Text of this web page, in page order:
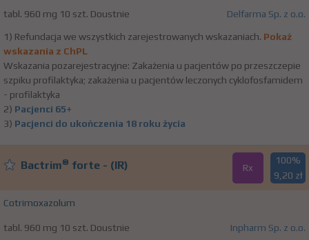
tabl. 960 mg 10 szt. Doustnie Delfarma Sp. z o.o.
1) Refundacja we wszystkich zarejestrowanych wskazaniach. Pokaż
wskazania z ChPL
Wskazania pozarejestracyjne: Zakażenia u pacjentów po przeszczepie
szpiku profilaktyka; zakażenia u pacjentów leczonych cyklofosfamidem
- profilaktyka
2) Pacjenci 65+
3) Pacjenci do ukończenia 18 roku życia
Bactrim® forte - (IR) Rx
100%
9,20 zł
Cotrimoxazolum
tabl. 960 mg 10 szt. Doustnie Inpharm Sp. z o.o.